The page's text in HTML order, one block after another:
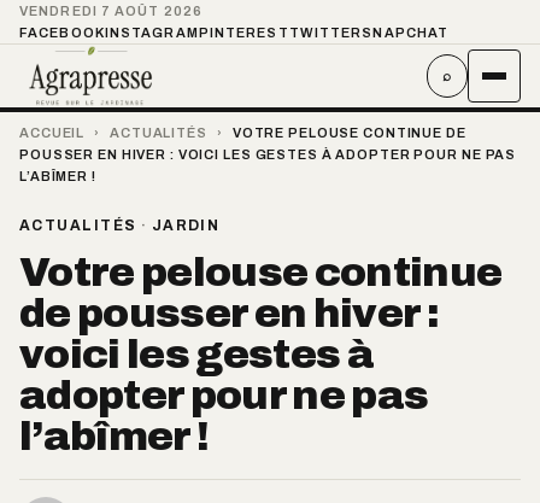
VENDREDI 7 AOÛT 2026
FACEBOOKINSTAGRAMPINTEREST TWITTER SNAPCHAT
⌕
ACCUEIL › ACTUALITÉS ›
VOTRE PELOUSE CONTINUE DE
POUSSER EN HIVER : VOICI LES GESTES À ADOPTER POUR NE PAS
L’ABÎMER !
ACTUALITÉS · JARDIN
Votre pelouse continue
de pousser en hiver :
voici les gestes à
adopter pour ne pas
l’abîmer !